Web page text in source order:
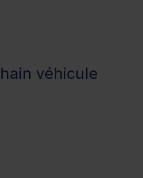
véhicule